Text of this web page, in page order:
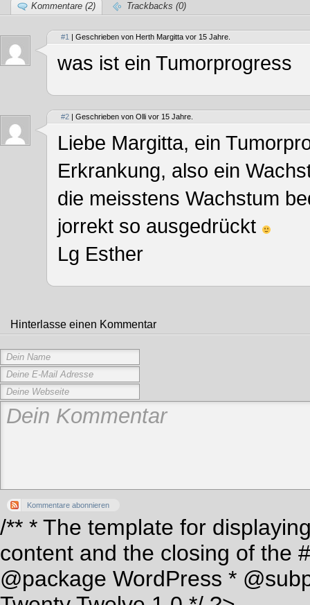
Kommentare (2) Trackbacks (0)
#1 | Geschrieben von Herth Margitta vor 15 Jahre.
was ist ein Tumorprogress
#2 | Geschrieben von Olli vor 15 Jahre.
Liebe Margitta, ein
Erkrankung, also ein
die meisstens Wachstum
jorrekt so ausgedrückt
Lg Esther
Hinterlasse einen Kommentar
Kommentare abonnieren
/** * The template for
content and the closing of the
@package WordPress *